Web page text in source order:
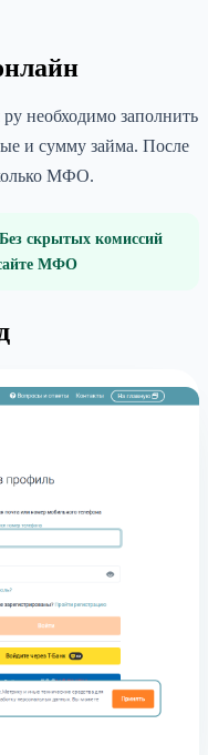
необходимо заполнить
и сумму займа. После
МФО.
скрытых комиссий
сайте МФО